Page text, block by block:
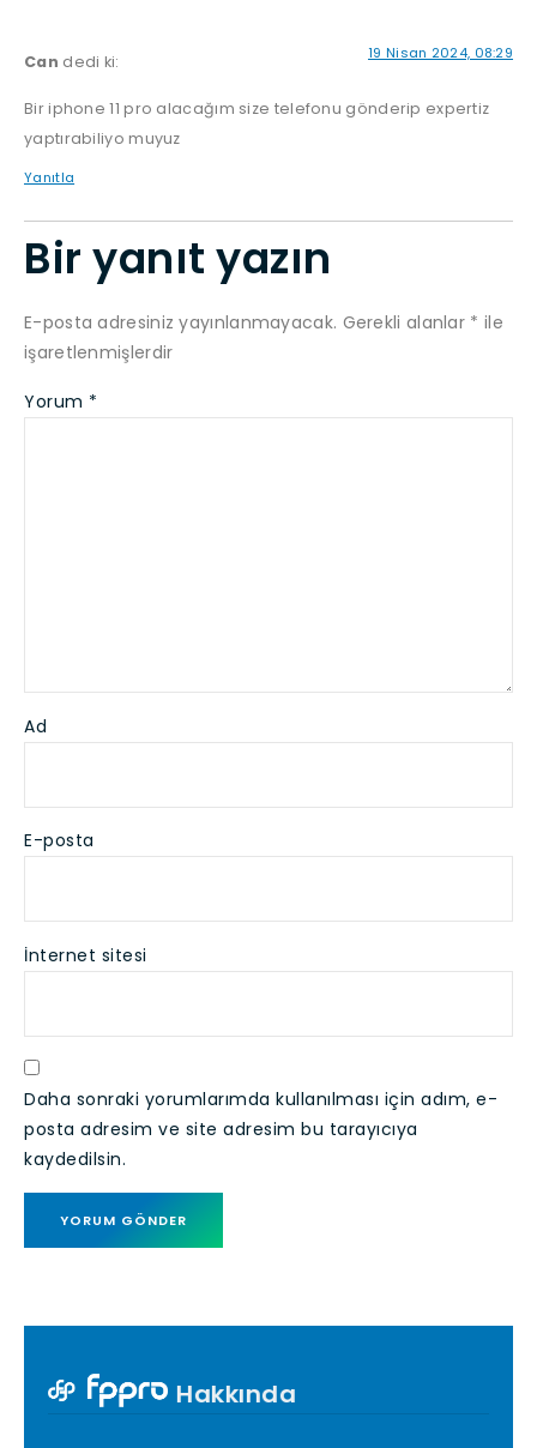
Can dedi ki: 19 Nisan 2024, 08:29
Bir iphone 11 pro alacağım size telefonu gönderip expertiz
yaptırabiliyo muyuz
Yanıtla
Bir yanıt yazın
E-posta adresiniz yayınlanmayacak. Gerekli alanlar * ile
işaretlenmişlerdir
Yorum *
Ad
E-posta
İnternet sitesi
Daha sonraki yorumlarımda kullanılması için adım, e-
posta adresim ve site adresim bu tarayıcıya
kaydedilsin.
Hakkında